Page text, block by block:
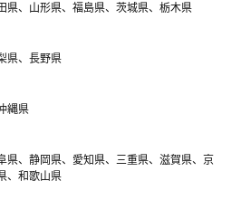
県、山形県、福島県、茨城県、栃木県
県、長野県
縄県
県、静岡県、愛知県、三重県、滋賀県、京
、和歌山県